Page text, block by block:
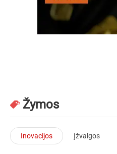
Žymos
Inovacijos Įžvalgos